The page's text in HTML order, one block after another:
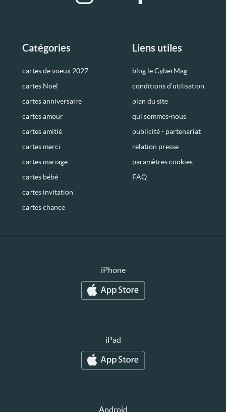
Catégories
cartes de voeux 2027
cartes Noël
cartes anniversaire
cartes amour
cartes amitié
cartes merci
cartes mariage
cartes bébé
cartes invitation
cartes chance
Liens utiles
blog le CyberMag
conditions d’utilisation
plan du site
qui sommes-nous
publicité - partenariat
relation presse
paramètres cookies
FAQ
iPhone
iPad
Android